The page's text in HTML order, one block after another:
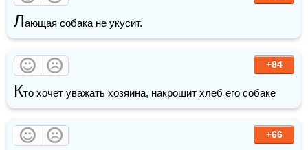
Лающая собака не укусит.
+84
Кто хочет уважать хозяина, накрошит хлеб его собаке
+66